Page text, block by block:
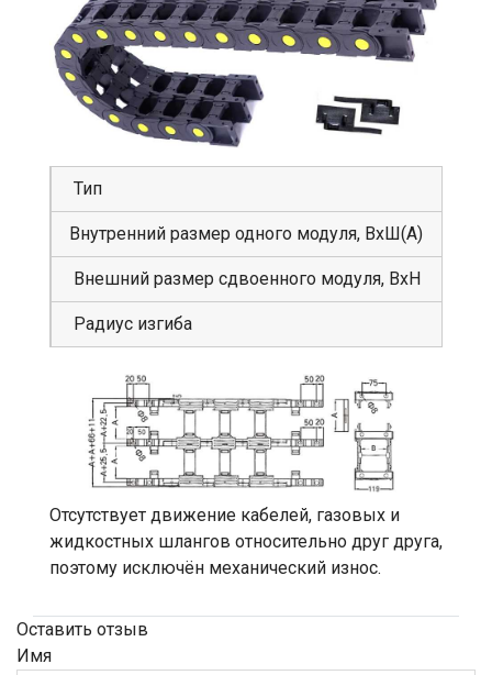
Тип
Внутренний размер одного модуля, ВхШ(А)
Внешний размер сдвоенного модуля, ВхН
Радиус изгиба
Отсутствует движение кабелей, газовых и
жидкостных шлангов относительно друг друга,
поэтому исключён механический износ.
Оставить отзыв
Имя